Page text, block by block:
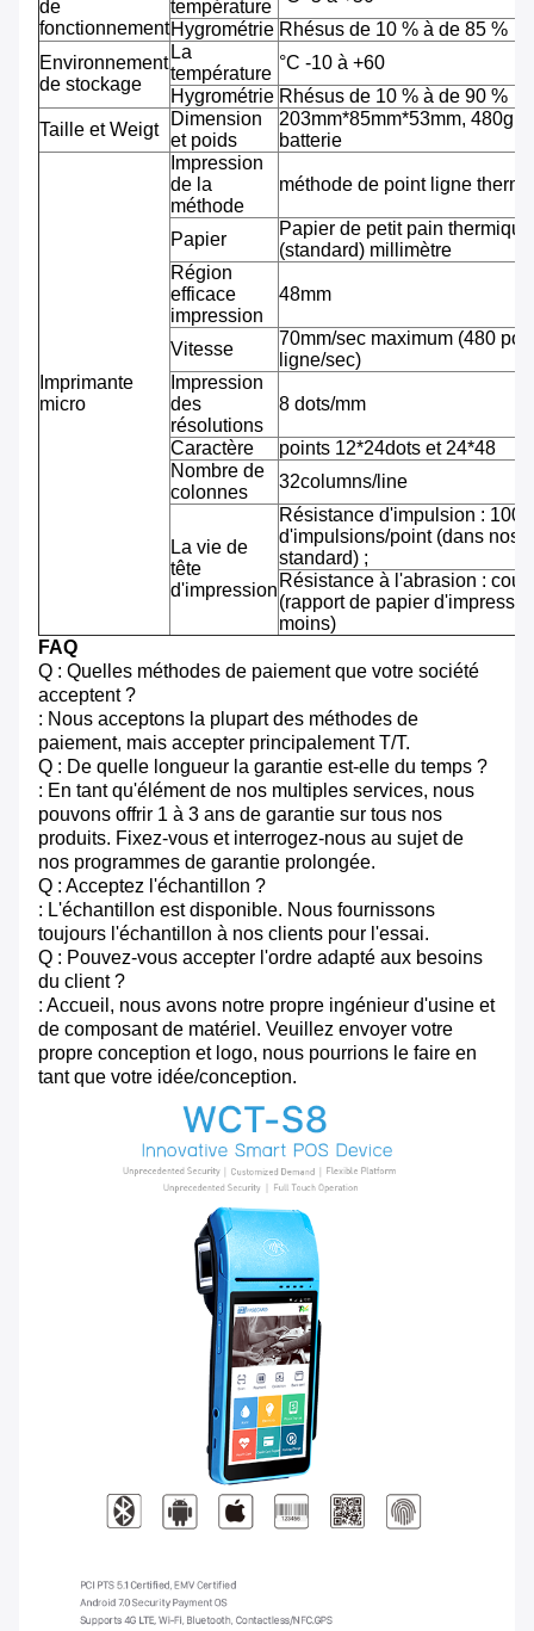
de
fonctionnement
température
Hygrométrie Rhésus de 10 % à de 85 %
Environnement
de stockage
La
température
°C -10 à +60
Hygrométrie Rhésus de 10 % à de 90 %
Taille et Weigt
Dimension
et poids
203mm*85mm*53mm, 480g
batterie
Imprimante
micro
Impression
de la
méthode
méthode de point ligne
Papier
Papier de petit pain
(standard) millimètre
Région
efficace
impression
48mm
Vitesse
70mm/sec maximum (480
ligne/sec)
Impression
des
résolutions
8 dots/mm
Caractère
points 12*24dots et 24*48
Nombre de
colonnes
32columns/line
La vie de
tête
d'impression
Résistance d'impulsion : 100
d'impulsions/point (dans nos
standard) ;
Résistance à l'abrasion :
(rapport de papier
moins)
FAQ
Q : Quelles méthodes de paiement que votre société
acceptent ?
: Nous acceptons la plupart des méthodes de
paiement, mais accepter principalement T/T.
Q : De quelle longueur la garantie est-elle du temps ?
: En tant qu'élément de nos multiples services, nous
pouvons offrir 1 à 3 ans de garantie sur tous nos
produits. Fixez-vous et interrogez-nous au sujet de
nos programmes de garantie prolongée.
Q : Acceptez l'échantillon ?
: L'échantillon est disponible. Nous fournissons
toujours l'échantillon à nos clients pour l'essai.
Q : Pouvez-vous accepter l'ordre adapté aux besoins
du client ?
: Accueil, nous avons notre propre ingénieur d'usine et
de composant de matériel. Veuillez envoyer votre
propre conception et logo, nous pourrions le faire en
tant que votre idée/conception.